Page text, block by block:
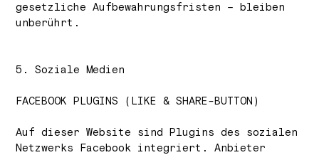
gesetzliche Aufbewahrungsfristen – bleiben
unberührt.
5. Soziale Medien
FACEBOOK PLUGINS (LIKE & SHARE-BUTTON)
Auf dieser Website sind Plugins des sozialen
Netzwerks Facebook integriert. Anbieter